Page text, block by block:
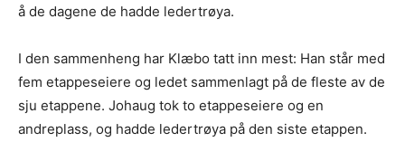
å de dagene de hadde ledertrøya.
I den sammenheng har Klæbo tatt inn mest: Han står med
fem etappeseiere og ledet sammenlagt på de fleste av de
sju etappene. Johaug tok to etappeseiere og en
andreplass, og hadde ledertrøya på den siste etappen.